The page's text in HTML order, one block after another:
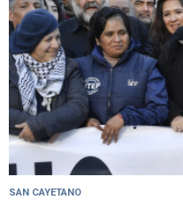
SAN CAYETANO